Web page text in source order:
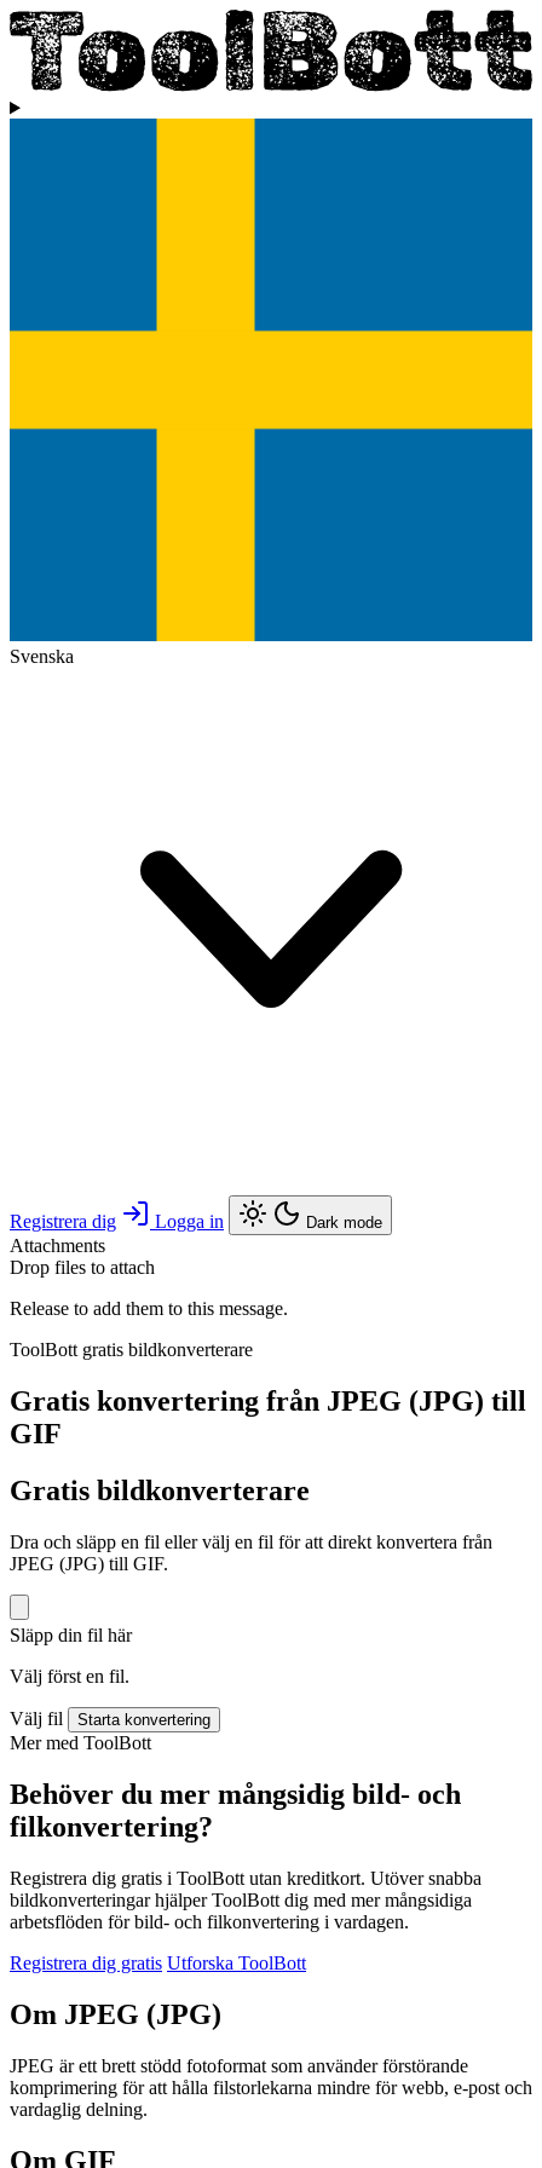
Svenska
Registrera dig Logga in Dark mode
Attachments
Drop files to attach
Release to add them to this message.
ToolBott gratis bildkonverterare
Gratis konvertering från JPEG (JPG) till
GIF
Gratis bildkonverterare
Dra och släpp en fil eller välj en fil för att direkt konvertera från
JPEG (JPG) till GIF.
Släpp din fil här
Välj först en fil.
Välj fil Starta konvertering
Mer med ToolBott
Behöver du mer mångsidig bild- och
filkonvertering?
Registrera dig gratis i ToolBott utan kreditkort. Utöver snabba
bildkonverteringar hjälper ToolBott dig med mer mångsidiga
arbetsflöden för bild- och filkonvertering i vardagen.
Registrera dig gratis Utforska ToolBott
Om JPEG (JPG)
JPEG är ett brett stödd fotoformat som använder förstörande
komprimering för att hålla filstorlekarna mindre för webb, e-post och
vardaglig delning.
Om GIF